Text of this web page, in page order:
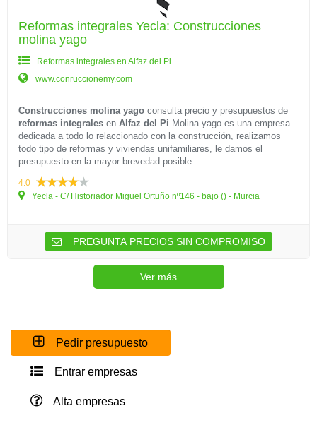
Reformas integrales Yecla: Construcciones
molina yago
Reformas integrales en Alfaz del Pi
www.conruccionemy.com
Construcciones molina yago consulta precio y presupuestos de
reformas integrales en Alfaz del Pi Molina yago es una empresa
dedicada a todo lo relaccionado con la construcción, realizamos
todo tipo de reformas y viviendas unifamiliares, le damos el
presupuesto en la mayor brevedad posible....
4.0
Yecla - C/ Historiador Miguel Ortuño nº146 - bajo () - Murcia
PREGUNTA PRECIOS SIN COMPROMISO
Ver más
Pedir presupuesto
Entrar empresas
Alta empresas